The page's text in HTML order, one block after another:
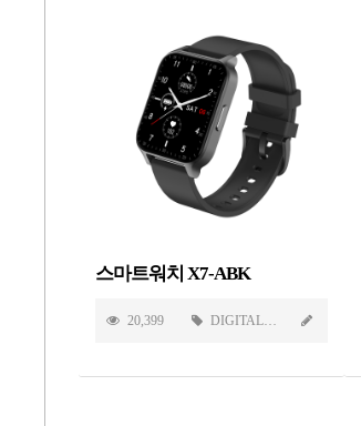
스마트워치 X7-ABK
20,399 DIGITAL